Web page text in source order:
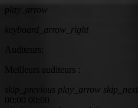
play_arrow
keyboard_arrow_right
Auditeurs:
Meilleurs auditeurs :
skip_previous play_arrow skip_next
00:00
00:00